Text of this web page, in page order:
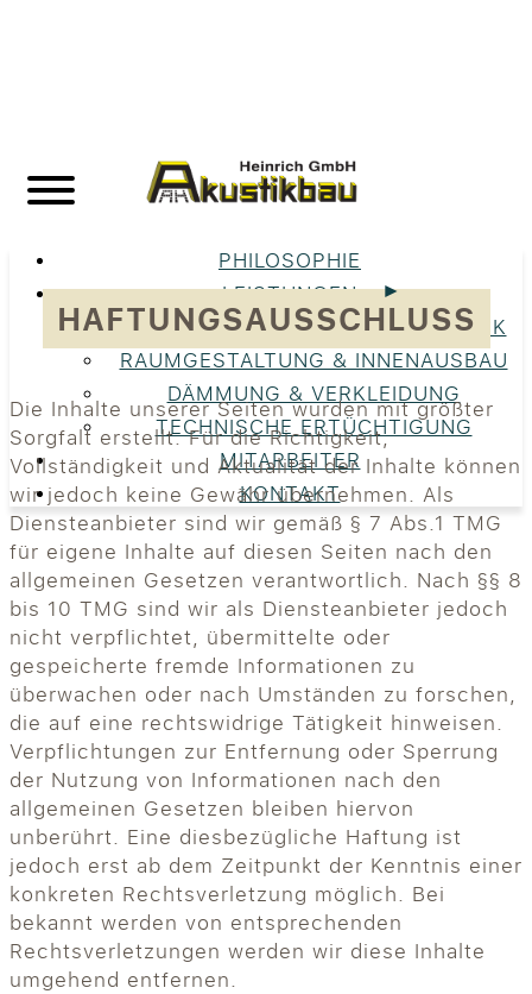
PHILOSOPHIE
LEISTUNGEN
UNSERE LEISTUNGEN IM ÜBERBLICK
RAUMGESTALTUNG & INNENAUSBAU
DÄMMUNG & VERKLEIDUNG
TECHNISCHE ERTÜCHTIGUNG
MITARBEITER
KONTAKT
HAFTUNGSAUSSCHLUSS
Die Inhalte unserer Seiten wurden mit größter
Sorgfalt erstellt. Für die Richtigkeit,
Vollständigkeit und Aktualität der Inhalte können
wir jedoch keine Gewähr übernehmen. Als
Diensteanbieter sind wir gemäß § 7 Abs.1 TMG
für eigene Inhalte auf diesen Seiten nach den
allgemeinen Gesetzen verantwortlich. Nach §§ 8
bis 10 TMG sind wir als Diensteanbieter jedoch
nicht verpflichtet, übermittelte oder
gespeicherte fremde Informationen zu
überwachen oder nach Umständen zu forschen,
die auf eine rechtswidrige Tätigkeit hinweisen.
Verpflichtungen zur Entfernung oder Sperrung
der Nutzung von Informationen nach den
allgemeinen Gesetzen bleiben hiervon
unberührt. Eine diesbezügliche Haftung ist
jedoch erst ab dem Zeitpunkt der Kenntnis einer
konkreten Rechtsverletzung möglich. Bei
bekannt werden von entsprechenden
Rechtsverletzungen werden wir diese Inhalte
umgehend entfernen.